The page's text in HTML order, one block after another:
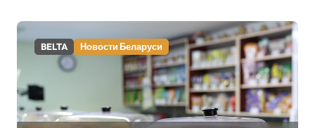
BELTA Новости Беларуси